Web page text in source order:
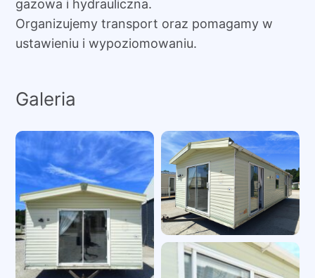
gazowa i hydrauliczna.
Organizujemy transport oraz pomagamy w
ustawieniu i wypoziomowaniu.
Galeria